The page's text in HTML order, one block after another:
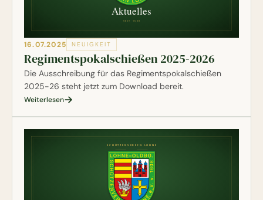
16.07.2025 NEUIGKEIT
Regimentspokalschießen 2025-2026
Die Ausschreibung für das Regimentspokalschießen
2025-26 steht jetzt zum Download bereit.
Weiterlesen